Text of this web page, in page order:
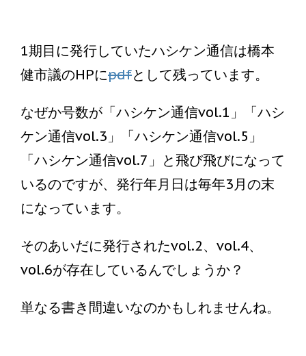
1期目に発行していたハシケン通信は橋本
健市議のHPにpdfとして残っています。
なぜか号数が「ハシケン通信vol.1」「ハシ
ケン通信vol.3」「ハシケン通信vol.5」
「ハシケン通信vol.7」と飛び飛びになって
いるのですが、発行年月日は毎年3月の末
になっています。
そのあいだに発行されたvol.2、vol.4、
vol.6が存在しているんでしょうか？
単なる書き間違いなのかもしれませんね。